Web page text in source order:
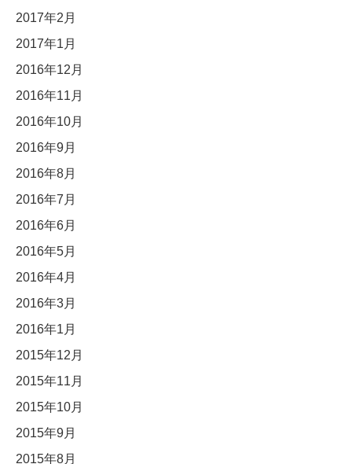
2017年2月
2017年1月
2016年12月
2016年11月
2016年10月
2016年9月
2016年8月
2016年7月
2016年6月
2016年5月
2016年4月
2016年3月
2016年1月
2015年12月
2015年11月
2015年10月
2015年9月
2015年8月